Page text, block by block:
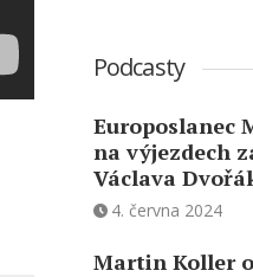
Podcasty
Europoslanec
na výjezdech
Václava
4. června 2024
Martin Koller